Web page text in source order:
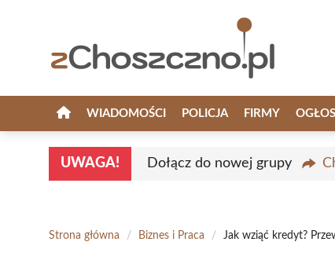
WIADOMOŚCI POLICJA FIRMY
UWAGA! Dołącz do nowej grupy
Strona główna / Biznes i Praca / Jak wziąć kredyt?